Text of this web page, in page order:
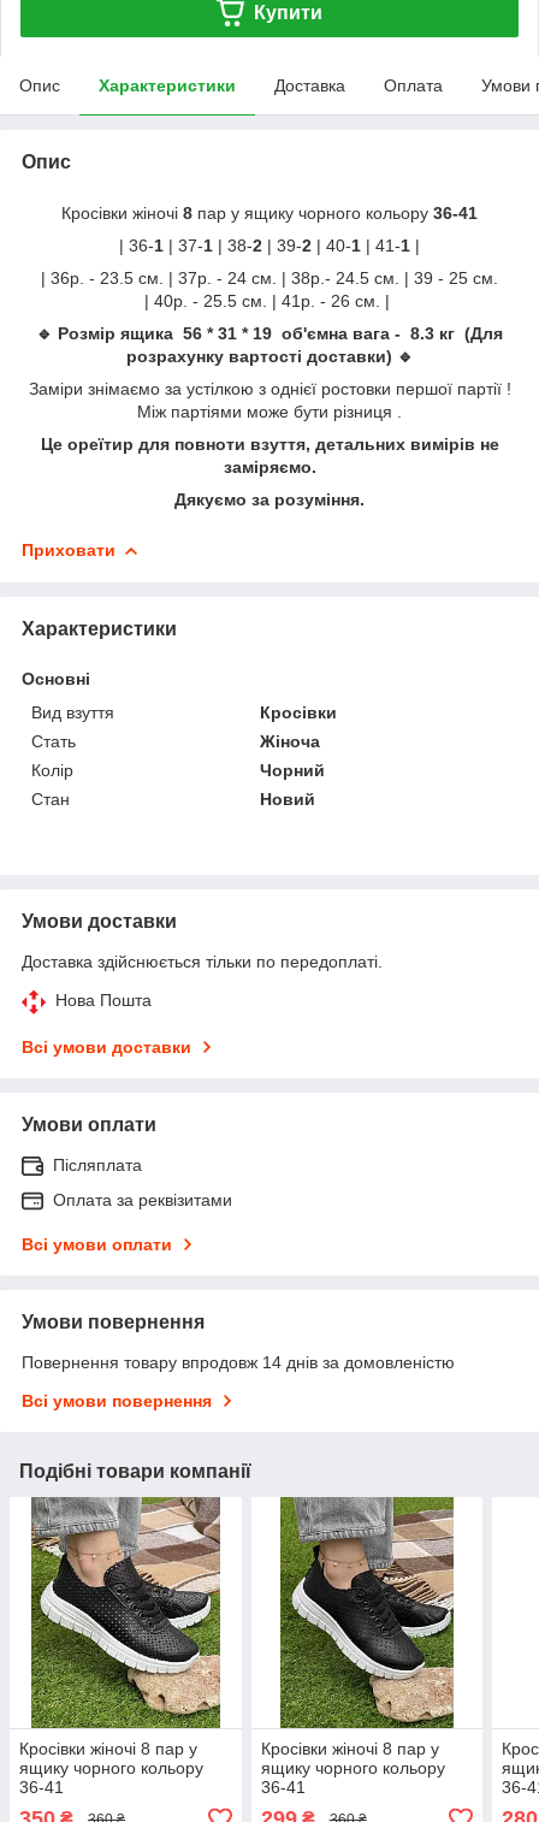
Купити
Опис Характеристики Доставка Оплата Умови
Опис
Кросівки жіночі 8 пар у ящику чорного кольору 36-41
| 36-1 | 37-1 | 38-2 | 39-2 | 40-1 | 41-1 |
| 36р. - 23.5 см. | 37р. - 24 см. | 38р.- 24.5 см. | 39 - 25 см.
| 40р. - 25.5 см. | 41р. - 26 см. |
🔹 Розмір ящика 56 * 31 * 19 об'ємна вага - 8.3 кг (Для
розрахунку вартості доставки) 🔹
Заміри знімаємо за устілкою з однієї ростовки першої партії !
Між партіями може бути різниця .
Це ореїтир для повноти взуття, детальних вимірів не
заміряємо.
Дякуємо за розуміння.
Приховати
Характеристики
Основні
Вид взуття
Кросівки
Стать
Жіноча
Колір
Чорний
Стан
Новий
Умови доставки
Доставка здійснюється тільки по передоплаті.
Нова Пошта
Всі умови доставки
Умови оплати
Післяплата
Оплата за реквізитами
Всі умови оплати
Умови повернення
Повернення товару впродовж 14 днів за домовленістю
Всі умови повернення
Подібні товари компанії
Кросівки жіночі 8 пар у
ящику чорного кольору
36-41
Кросівки жіночі 8 пар у
ящику чорного кольору
36-41
36-